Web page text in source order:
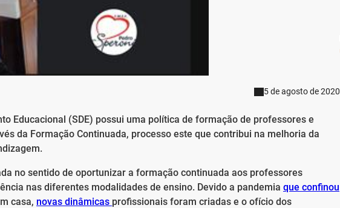
5 de agosto de 2020
Educacional (SDE) possui uma política de formação de professores e
da Formação Continuada, processo este que contribui na melhoria da
no sentido de oportunizar a formação continuada aos professores
nas diferentes modalidades de ensino. Devido a pandemia que confinou
casa, novas dinâmicas profissionais foram criadas e o ofício dos